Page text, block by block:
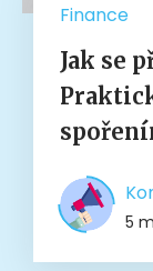
Finance
Jak se
5